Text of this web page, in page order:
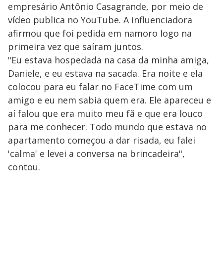
empresário Antônio Casagrande, por meio de
vídeo publica no YouTube. A influenciadora
afirmou que foi pedida em namoro logo na
primeira vez que saíram juntos.
"Eu estava hospedada na casa da minha amiga,
Daniele, e eu estava na sacada. Era noite e ela
colocou para eu falar no FaceTime com um
amigo e eu nem sabia quem era. Ele apareceu e
aí falou que era muito meu fã e que era louco
para me conhecer. Todo mundo que estava no
apartamento começou a dar risada, eu falei
'calma' e levei a conversa na brincadeira",
contou.